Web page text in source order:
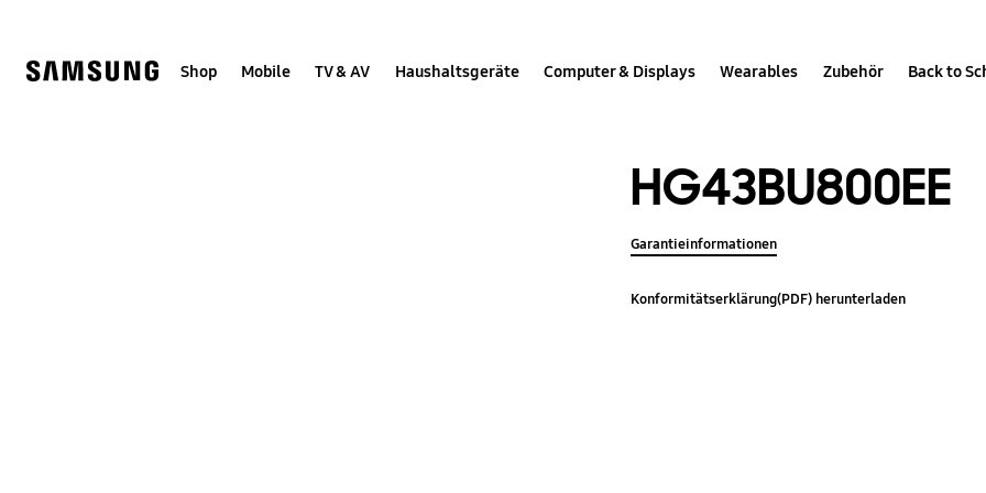
help
Shop Mobile TV & AV Haushaltsgeräte Computer & Displays Wearables Zubehör Back to
HG43BU800EE
Garantieinformationen
Konformitätserklärung(PDF) herunterladen